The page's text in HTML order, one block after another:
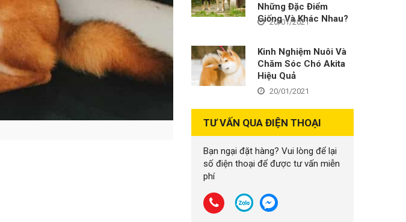
Những Đặc Điểm
Giống Và Khác Nhau?
20/01/2021
Kinh Nghiệm Nuôi Và
Chăm Sóc Chó Akita
Hiệu Quả
20/01/2021
TƯ VẤN QUA ĐIỆN THOẠI
Bạn ngại đặt hàng? Vui lòng để lại
số điện thoại để được tư vấn miễn
phí